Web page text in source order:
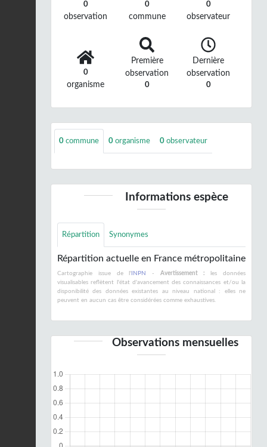
0
observation
0
commune
0
observateur
0
organisme
Première
observation
0
Dernière
observation
0
0 commune 0 organisme 0 observateur
Informations espèce
Répartition Synonymes
Répartition actuelle en France métropolitaine
Cartographie issue de l' INPN - Avertissement : les données
visualisables reflètent l'état d'avancement des connaissances et/ou la
disponibilité des données existantes au niveau national : elles ne
peuvent en aucun cas être considérées comme exhaustives.
Observations mensuelles